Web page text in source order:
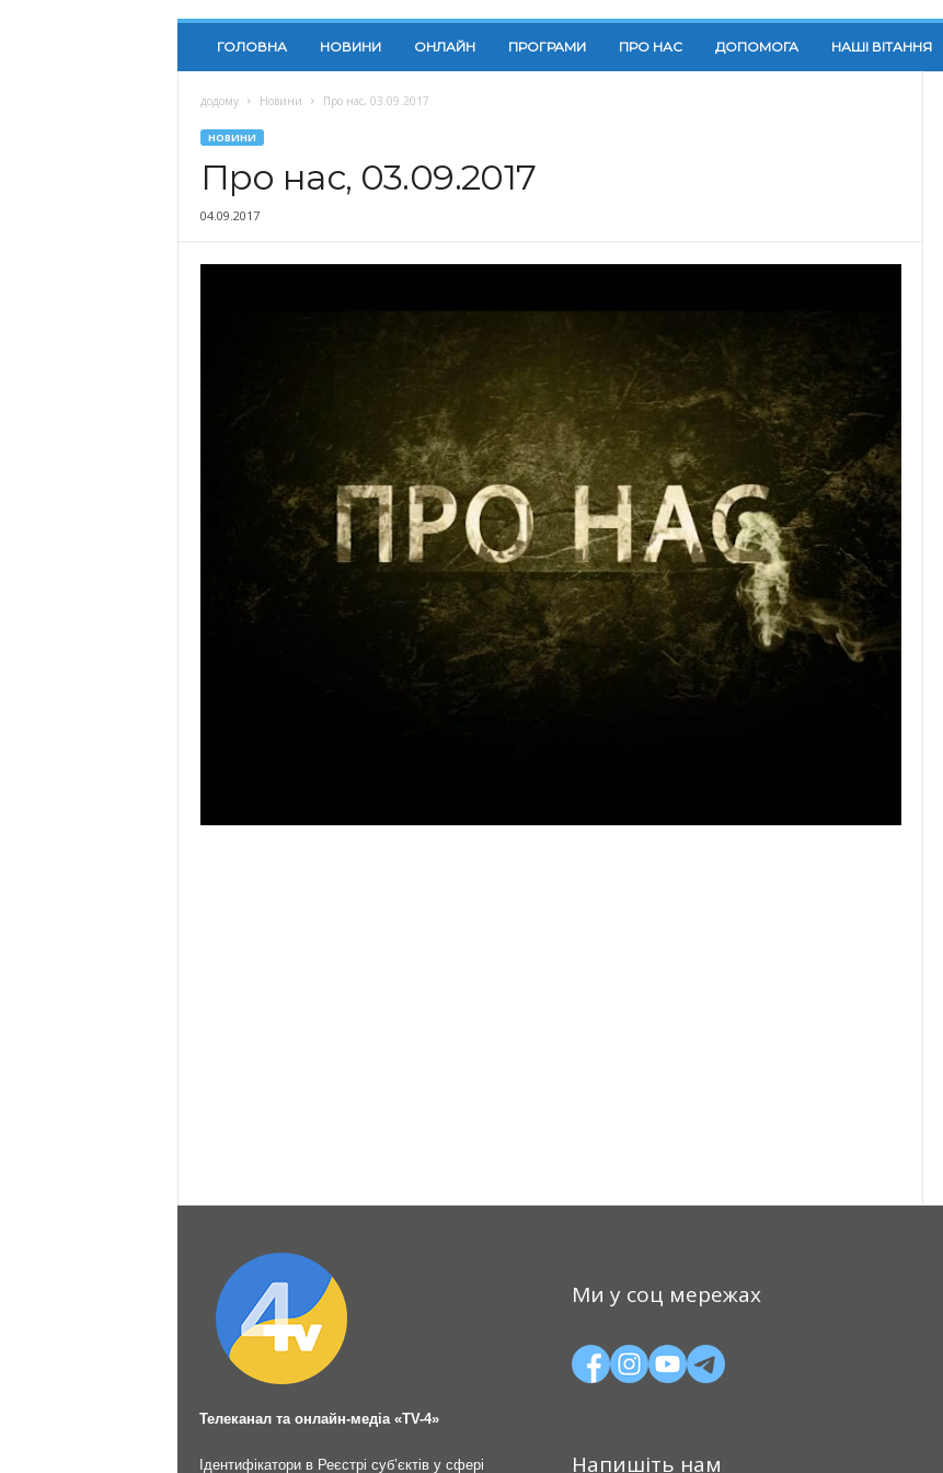
ГОЛОВНА НОВИНИ ОНЛАЙН ПРОГРАМИ ПРО НАС ДОПОМОГА НАШІ ВІТАННЯ
додому Новини Про нас, 03.09.2017
НОВИНИ
Про нас, 03.09.2017
04.09.2017
Телеканал та онлайн-медіа «TV-4»
Ідентифікатори в Реєстрі суб’єктів у сфері
Ми у соц мережах
Напишіть нам